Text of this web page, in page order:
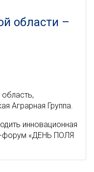
области –
Аграрная Группа.
инновационная
форум «ДЕНЬ ПОЛЯ